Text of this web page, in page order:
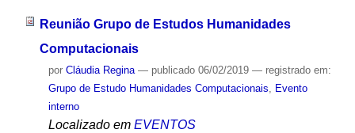
Reunião Grupo de Estudos Humanidades
Computacionais
por Cláudia Regina — publicado06/02/2019 — registrado em:
Grupo de Estudo Humanidades Computacionais
Evento
interno
Localizado em EVENTOS